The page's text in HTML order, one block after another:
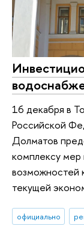
16 декабря в
Российской
Долматов
комплексу
возможностей
текущей
официально